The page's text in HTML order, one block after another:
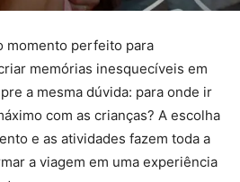
momento perfeito para
memórias inesquecíveis em
a mesma dúvida: para onde ir
com as crianças? A escolha
e as atividades fazem toda a
a viagem em uma experiência